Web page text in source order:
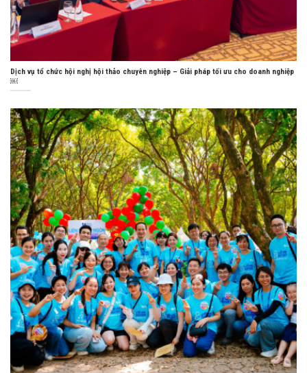
Dịch vụ tổ chức hội nghị hội thảo chuyên nghiệp – Giải pháp tối ưu cho doanh nghiệp
￼